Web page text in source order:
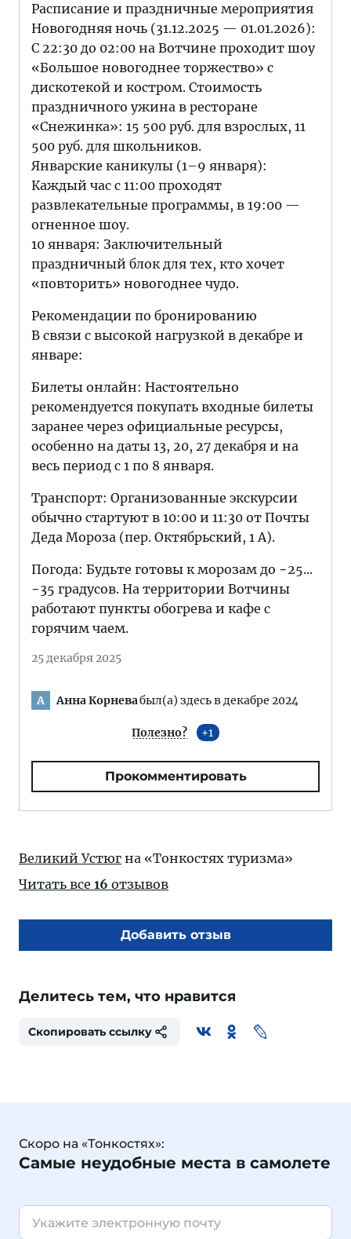
Расписание и праздничные мероприятия
Новогодняя ночь (31.12.2025 — 01.01.2026):
С 22:30 до 02:00 на Вотчине проходит шоу
«Большое новогоднее торжество» с
дискотекой и костром. Стоимость
праздничного ужина в ресторане
«Снежинка»: 15 500 руб. для взрослых, 11
500 руб. для школьников.
Январские каникулы (1–9 января):
Каждый час с 11:00 проходят
развлекательные программы, в 19:00 —
огненное шоу.
10 января: Заключительный
праздничный блок для тех, кто хочет
«повторить» новогоднее чудо.
Рекомендации по бронированию
В связи с высокой нагрузкой в декабре и
январе:
Билеты онлайн: Настоятельно
рекомендуется покупать входные билеты
заранее через официальные ресурсы,
особенно на даты 13, 20, 27 декабря и на
весь период с 1 по 8 января.
Транспорт: Организованные экскурсии
обычно стартуют в 10:00 и 11:30 от Почты
Деда Мороза (пер. Октябрьский, 1 А).
Погода: Будьте готовы к морозам до −25...
−35 градусов. На территории Вотчины
работают пункты обогрева и кафе с
горячим чаем.
25 декабря 2025
А Анна Корневабыл(а) здесь в декабре 2024
Полезно? 1
Прокомментировать
Великий Устюг на «Тонкостях туризма»
Читать все 16 отзывов
Добавить отзыв
Делитесь тем, что нравится
Скопировать ссылку
Скоро на «Тонкостях»:
Самые неудобные места в самолете